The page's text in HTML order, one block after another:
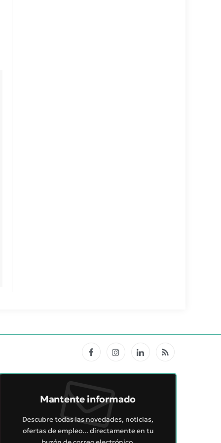
FacebookInstagramLinkedInRSS
Mantente informado
Descubre todas las novedades, noticias,
ofertas de empleo... directamente en tu